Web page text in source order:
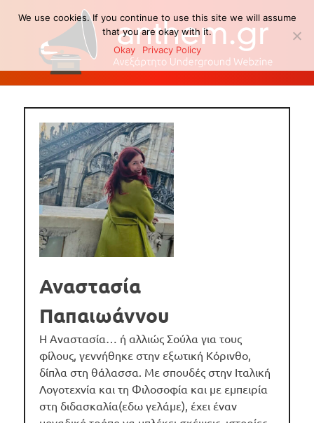
Αναστασία
Παπαιωάννου
Η Αναστασία… ή αλλιώς Σούλα για τους
φίλους, γεννήθηκε στην εξωτική Κόρινθο,
δίπλα στη θάλασσα. Με σπουδές στην Ιταλική
Λογοτεχνία και τη Φιλοσοφία και με εμπειρία
στη διδασκαλία(εδω γελάμε), έχει έναν
We use cookies. If you continue to use this site we will assume
that you are okay with it.
Okay
Privacy Policy